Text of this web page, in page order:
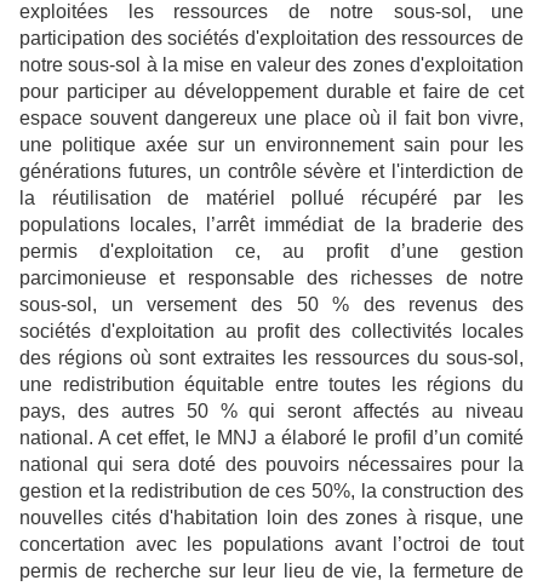
exploitées les ressources de notre sous-sol, une
participation des sociétés d'exploitation des ressources de
notre sous-sol à la mise en valeur des zones d'exploitation
pour participer au développement durable et faire de cet
espace souvent dangereux une place où il fait bon vivre,
une politique axée sur un environnement sain pour les
générations futures, un contrôle sévère et l'interdiction de
la réutilisation de matériel pollué récupéré par les
populations locales, l’arrêt immédiat de la braderie des
permis d'exploitation ce, au profit d’une gestion
parcimonieuse et responsable des richesses de notre
sous-sol, un versement des 50 % des revenus des
sociétés d'exploitation au profit des collectivités locales
des régions où sont extraites les ressources du sous-sol,
une redistribution équitable entre toutes les régions du
pays, des autres 50 % qui seront affectés au niveau
national. A cet effet, le MNJ a élaboré le profil d’un comité
national qui sera doté des pouvoirs nécessaires pour la
gestion et la redistribution de ces 50%, la construction des
nouvelles cités d'habitation loin des zones à risque, une
concertation avec les populations avant l’octroi de tout
permis de recherche sur leur lieu de vie, la fermeture de